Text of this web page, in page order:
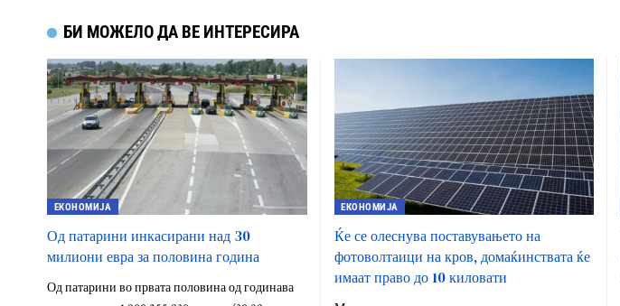
БИ МОЖЕЛО ДА ВЕ ИНТЕРЕСИРА
ЕКОНОМИЈА
Од патарини инкасирани над 30
милиони евра за половина година
Од патарини во првата половина од годинава
ЕКОНОМИЈА
Ќе се олеснува поставувањето на
фотоволтаици на кров, домаќинствата ќе
имаат право до 10 киловати